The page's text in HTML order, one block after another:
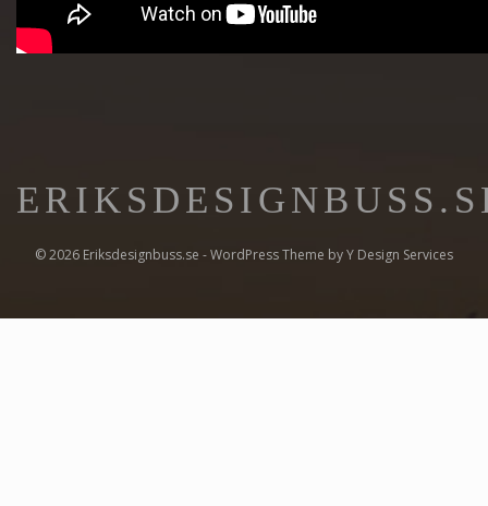
© 2026 Eriksdesignbuss.se - WordPress Theme byY Design Services